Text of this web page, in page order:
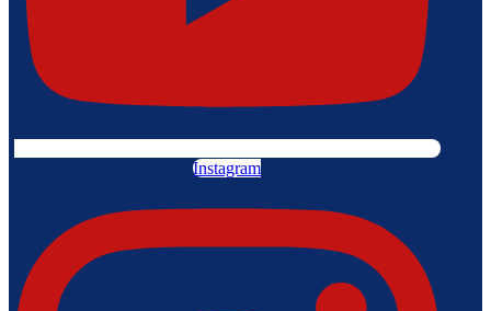
Instagram